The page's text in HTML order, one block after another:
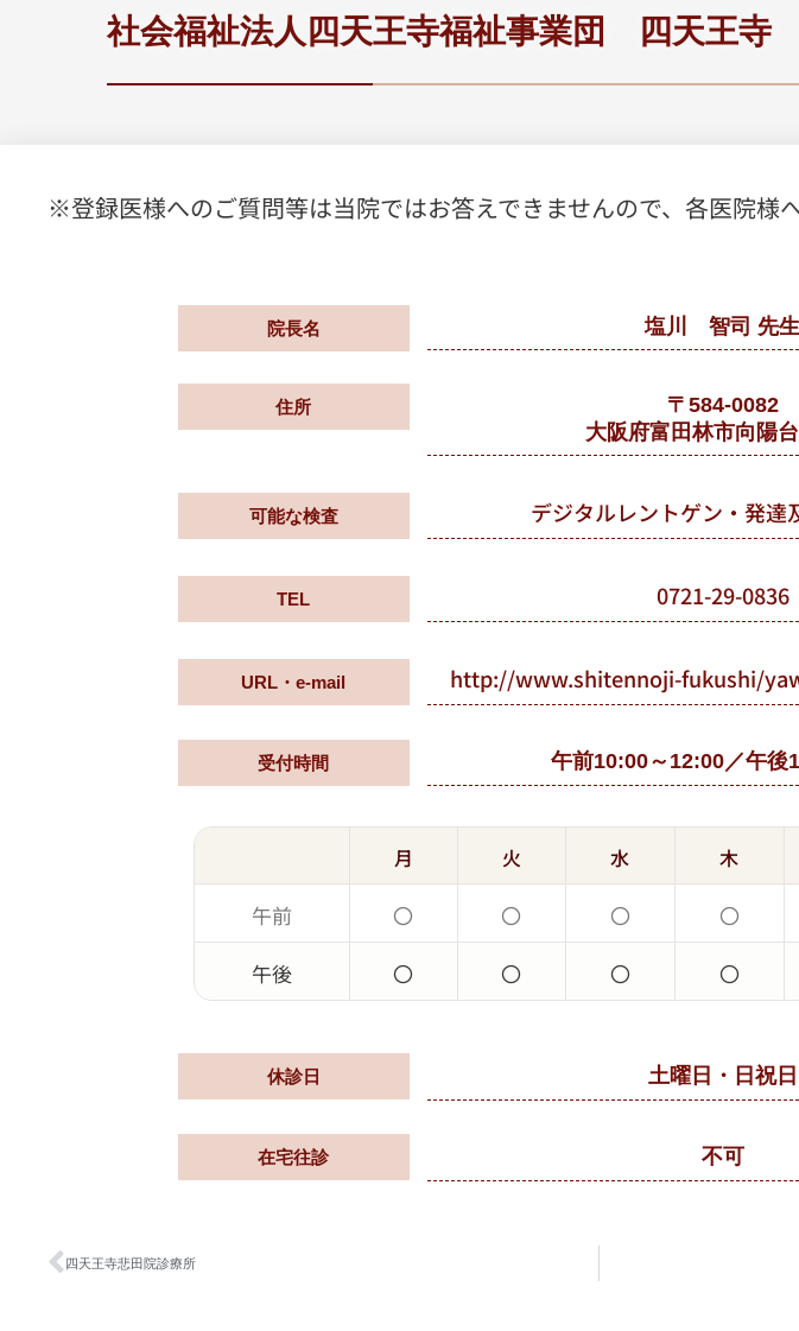
社会福祉法人四天王寺福祉事業団 四天王寺
※登録医様へのご質問等は当院ではお答えできませんので、各医院様
院長名 塩川 智司 先生
住所
〒584-0082
大阪府富田林市向陽
可能な検査 デジタルレントゲン・発達
TEL 0721-29-0836
URL・e-mail http://www.shitennoji-fukushi/
受付時間 午前10:00～12:00／午後
月 火 水 木
午前 〇 〇 〇 〇
午後
〇 〇 〇 〇
休診日 土曜日・日祝日
在宅往診 不可
四天王寺悲田院診療所